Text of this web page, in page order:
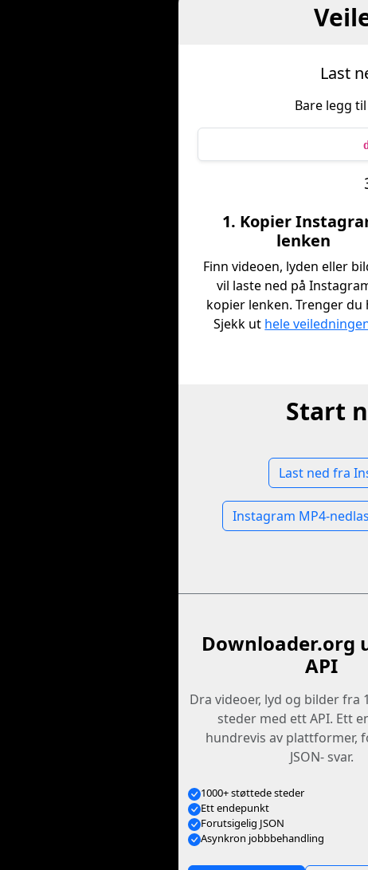
Last
Bare legg
1. Kopier
lenken
Finn videoen, lyden eller
vil laste ned på
kopier lenken. Trenger du
Sjekk ut hele
Start
Last ned fra
Instagram MP4-
Downloader.org
API
Dra videoer, lyd og bilder fra
steder med ett API. Ett
hundrevis av plattformer,
JSON- svar.
1000+ støttede steder
Ett endepunkt
Forutsigelig JSON
Asynkron jobbbehandling